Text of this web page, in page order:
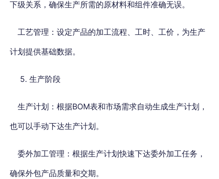
下级关系，确保生产所需的原材料和组件准确无误。
工艺管理：设定产品的加工流程、工时、工价，为生产
计划提供基础数据。
5. 生产阶段
生产计划：根据BOM表和市场需求自动生成生产计划，
也可以手动下达生产计划。
委外加工管理：根据生产计划快速下达委外加工任务，
确保外包产品质量和交期。